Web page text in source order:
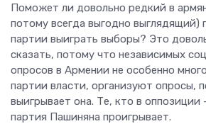
Поможет ли довольно редкий в
потому всегда выгодно выглядящий)
партии выиграть выборы? Это
сказать, потому что независимых
опросов в Армении не особенно
партии власти, организуют опросы,
выигрывает она. Те, кто в оппозиции
партия Пашиняна проигрывает.